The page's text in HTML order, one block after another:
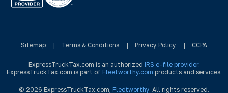
Sitemap | Terms & Conditions | Privacy Policy | CCPA
ExpressTruckTax.com is an authorized IRS e-file provider.
ExpressTruckTax.com is part of Fleetworthy.com products and services.
© 2026 ExpressTruckTax.com, Fleetworthy. All rights reserved.